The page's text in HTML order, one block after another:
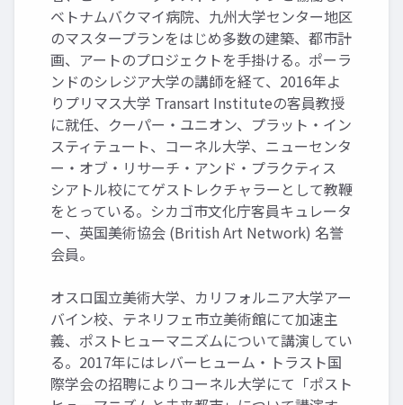
ベトナムバクマイ病院、九州大学センター地区
のマスタープランをはじめ多数の建築、都市計
画、アートのプロジェクトを手掛ける。ポーラ
ンドのシレジア大学の講師を経て、2016年よ
りプリマス大学 Transart Instituteの客員教授
に就任、クーパー・ユニオン、プラット・イン
スティテュート、コーネル大学、ニューセンタ
ー・オブ・リサーチ・アンド・プラクティス
シアトル校にてゲストレクチャラーとして教鞭
をとっている。シカゴ市文化庁客員キュレータ
ー、英国美術協会 (British Art Network) 名誉
会員。
オスロ国立美術大学、カリフォルニア大学アー
バイン校、テネリフェ市立美術館にて加速主
義、ポストヒューマニズムについて講演してい
る。2017年にはレバーヒューム・トラスト国
際学会の招聘によりコーネル大学にて「ポスト